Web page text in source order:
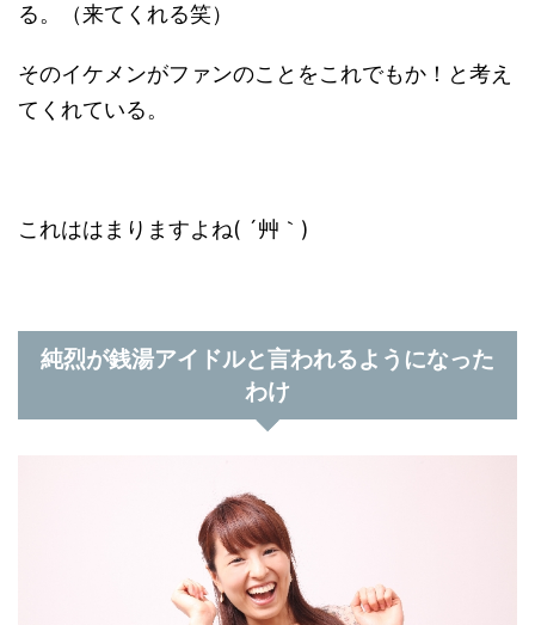
る。（来てくれる笑）
そのイケメンがファンのことをこれでもか！と考え
てくれている。
これははまりますよね( ´艸｀)
純烈が銭湯アイドルと言われるようになった
わけ